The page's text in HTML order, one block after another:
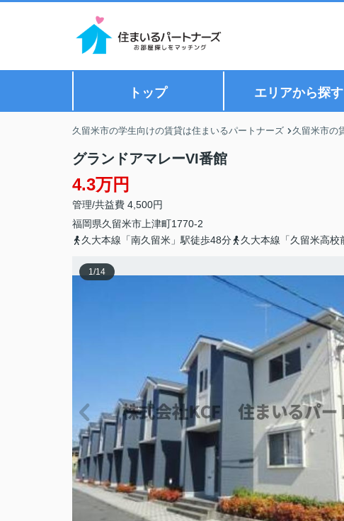
トップ エリアから探す
久留米市の学生向けの賃貸は住まいるパートナーズ 久留米市の
グランドアマレーVI番館
4.3万円
管理/共益費 4,500円
福岡県久留米市 上津町1770-2
久大本線「南久留米」駅徒歩48分
久大本線「久留米高校
1/14